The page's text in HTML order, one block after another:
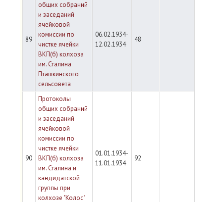
89
общих собраний
и заседаний
ячейковой
комиссии по
чистке ячейки
ВКП(б) колхоза
им. Сталина
Пташкинского
сельсовета
06.02.1934-
12.02.1934
48
90
Протоколы
общих собраний
и заседаний
ячейковой
комиссии по
чистке ячейки
ВКП(б) колхоза
им. Сталина и
кандидатской
группы при
колхозе "Колос"
01.01.1934-
11.01.1934
92